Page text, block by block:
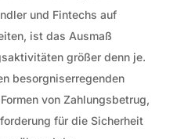
und Fintechs auf
ist das Ausmaß
größer denn je.
besorgniserregenden
von Zahlungsbetrug,
für die Sicherheit